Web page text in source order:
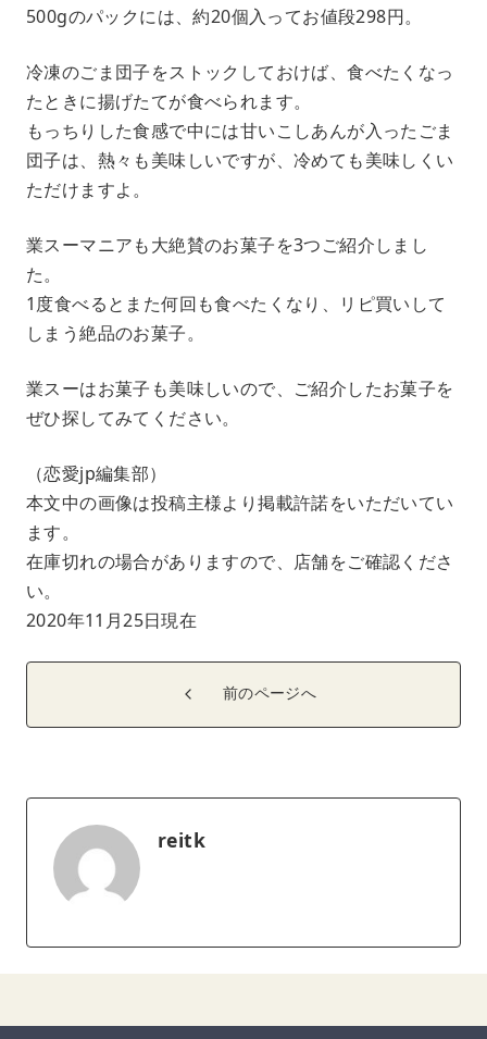
500gのパックには、約20個入ってお値段298円。
冷凍のごま団子をストックしておけば、食べたくなっ
たときに揚げたてが食べられます。
もっちりした食感で中には甘いこしあんが入ったごま
団子は、熱々も美味しいですが、冷めても美味しくい
ただけますよ。
業スーマニアも大絶賛のお菓子を3つご紹介しまし
た。
1度食べるとまた何回も食べたくなり、リピ買いして
しまう絶品のお菓子。
業スーはお菓子も美味しいので、ご紹介したお菓子を
ぜひ探してみてください。
（恋愛jp編集部）
本文中の画像は投稿主様より掲載許諾をいただいてい
ます。
在庫切れの場合がありますので、店舗をご確認くださ
い。
2020年11月25日現在
前のページへ
reitk